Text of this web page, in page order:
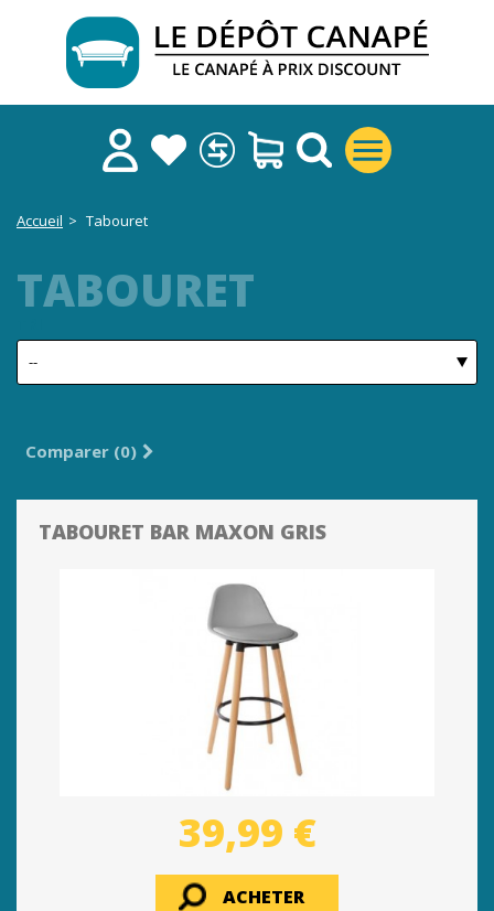
Accueil > Tabouret
TABOURET
Comparer (0)
TABOURET BAR MAXON GRIS
39,99 €
ACHETER